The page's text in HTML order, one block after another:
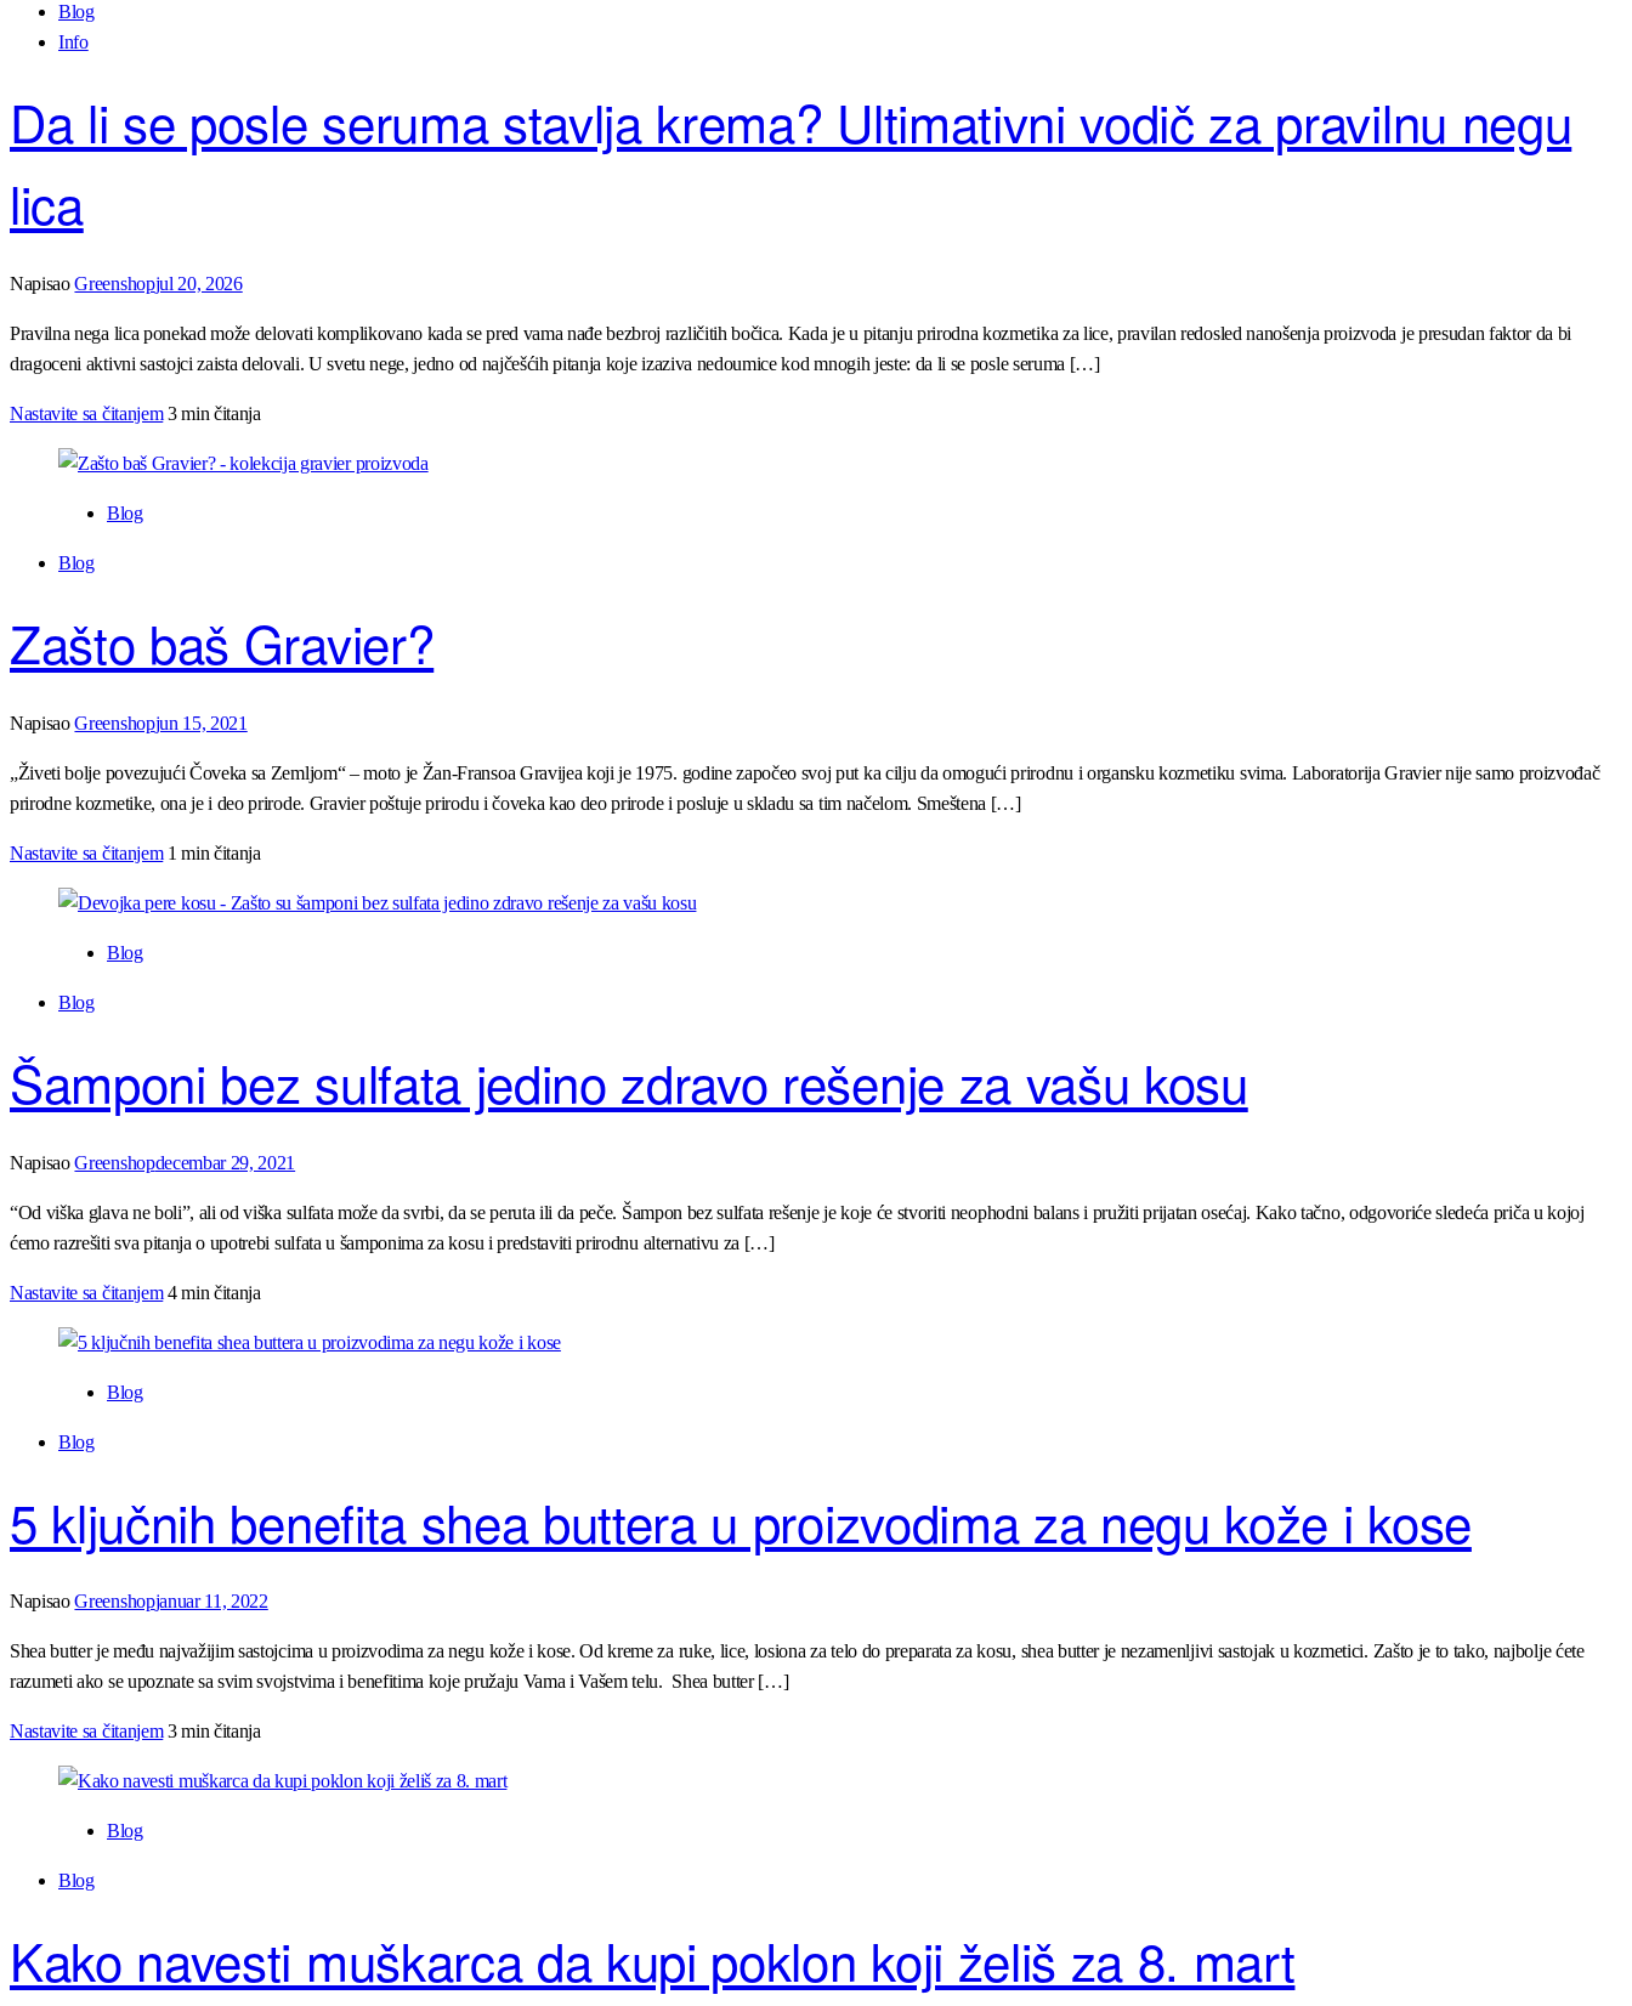
Blog
Info
Da li se posle seruma stavlja krema? Ultimativni vodič za pravilnu negu
lica
NapisaoGreenshopjul 20, 2026
Pravilna nega lica ponekad može delovati komplikovano kada se pred vama nađe bezbroj različitih bočica. Kada je u pitanju prirodna kozmetika za lice, pravilan redosled nanošenja proizvoda je presudan faktor da bi
dragoceni aktivni sastojci zaista delovali. U svetu nege, jedno od najčešćih pitanja koje izaziva nedoumice kod mnogih jeste: da li se posle seruma […]
Nastavite sa čitanjem 3 min čitanja
Blog
Blog
Zašto baš Gravier?
NapisaoGreenshopjun 15, 2021
„Živeti bolje povezujući Čoveka sa Zemljom“ – moto je Žan-Fransoa Gravijea koji je 1975. godine započeo svoj put ka cilju da omogući prirodnu i organsku kozmetiku svima. Laboratorija Gravier nije samo proizvođač
prirodne kozmetike, ona je i deo prirode. Gravier poštuje prirodu i čoveka kao deo prirode i posluje u skladu sa tim načelom. Smeštena […]
Nastavite sa čitanjem 1 min čitanja
Blog
Blog
Šamponi bez sulfata jedino zdravo rešenje za vašu kosu
NapisaoGreenshopdecembar 29, 2021
“Od viška glava ne boli”, ali od viška sulfata može da svrbi, da se peruta ili da peče. Šampon bez sulfata rešenje je koje će stvoriti neophodni balans i pružiti prijatan osećaj. Kako tačno, odgovoriće sledeća priča u kojoj
ćemo razrešiti sva pitanja o upotrebi sulfata u šamponima za kosu i predstaviti prirodnu alternativu za […]
Nastavite sa čitanjem 4 min čitanja
Blog
Blog
5 ključnih benefita shea buttera u proizvodima za negu kože i kose
NapisaoGreenshopjanuar 11, 2022
Shea butter je među najvažijim sastojcima u proizvodima za negu kože i kose. Od kreme za ruke, lice, losiona za telo do preparata za kosu, shea butter je nezamenljivi sastojak u kozmetici. Zašto je to tako, najbolje ćete
razumeti ako se upoznate sa svim svojstvima i benefitima koje pružaju Vama i Vašem telu. Shea butter […]
Nastavite sa čitanjem 3 min čitanja
Blog
Blog
Kako navesti muškarca da kupi poklon koji želiš za 8. mart